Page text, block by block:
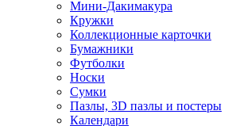
Мини-Дакимакура
Кружки
Коллекционные карточки
Бумажники
Футболки
Носки
Сумки
Пазлы, 3D пазлы и постеры
Календари